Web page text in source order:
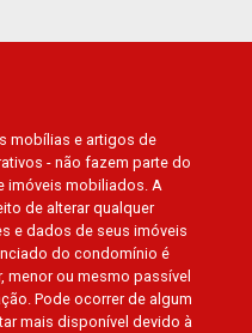
mobílias e artigos de
- não fazem parte do
imóveis mobiliados. A
de alterar qualquer
e dados de seus imóveis
do condomínio é
menor ou mesmo passível
Pode ocorrer de algum
mais disponível devido à